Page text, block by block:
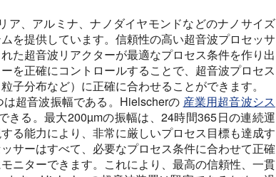
ア、アルミナ、ナノダイヤモンドなどのナノサイズ
を提供しています。信頼性の高い超音波プロセッサ
た超音波リアクターが最適なプロセス条件を作り出
を正確にコントロールすることで、超音波プロセス
子分布など）に正確に合わせることができます。
超音波振幅である。Hielscherの 産業用超音波シス
きる。最大200µmの振幅は、24時間365日の連続運
る能力により、非常に厳しいプロセス目標も達成す
サーはすべて、必要なプロセス条件に合わせて正確
ニターできます。これにより、最高の信頼性、一貫